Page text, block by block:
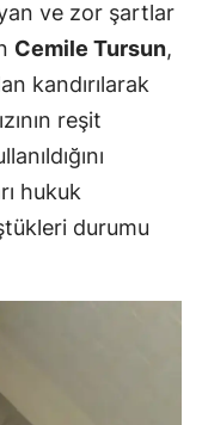
ve zor şartlar
Cemile Tursun,
kandırılarak
reşit
hukuk
durumu